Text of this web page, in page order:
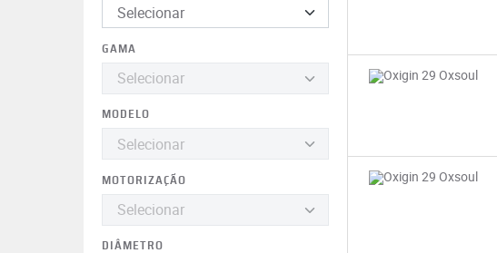
GAMA
MODELO
MOTORIZAÇÃO
DIÂMETRO